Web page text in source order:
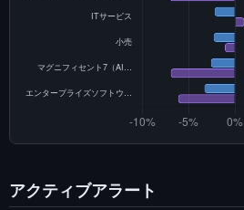
アクティブアラート